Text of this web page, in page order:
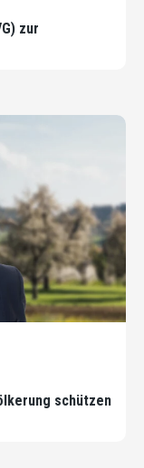
zur
schützen